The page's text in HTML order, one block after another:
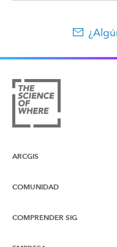
ARCGIS
Descripción general de ArcGIS
Representación cartográfica
COMUNIDAD
Comunidad de Esri
COMPRENDER SIG